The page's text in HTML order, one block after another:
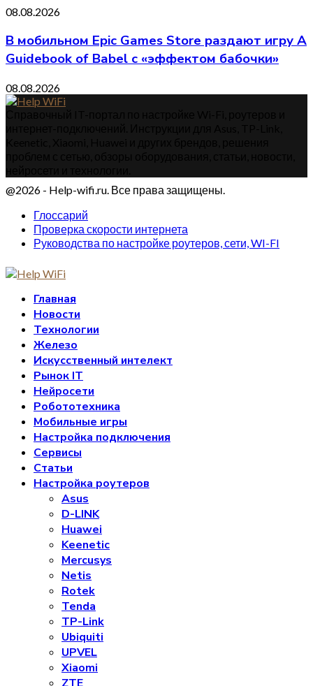
08.08.2026
В мобильном Epic Games Store раздают игру A
Guidebook of Babel с «эффектом бабочки»
08.08.2026
@2026 - Help-wifi.ru. Все права защищены.
Глоссарий
Проверка скорости интернета
Руководства по настройке роутеров, сети, WI-FI
Главная
Новости
Технологии
Железо
Искусственный интелект
Рынок IT
Нейросети
Робототехника
Мобильные игры
Настройка подключения
Сервисы
Статьи
Настройка роутеров
Asus
D-LINK
Huawei
Keenetic
Mercusys
Netis
Rotek
Tenda
TP-Link
Ubiquiti
UPVEL
Xiaomi